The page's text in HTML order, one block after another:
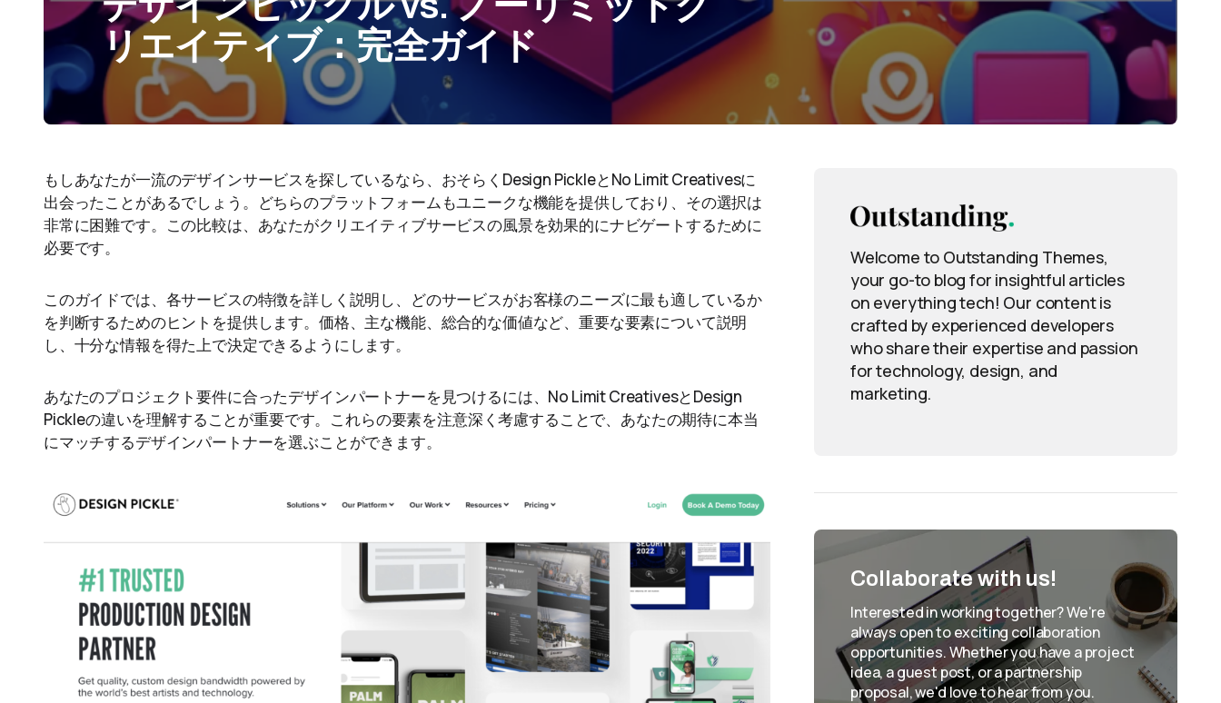
リエイティブ：完全ガイド
もしあなたが一流のデザインサービスを探しているなら、おそらくDesign PickleとNo Limit Creativesに
出会ったことがあるでしょう。どちらのプラットフォームもユニークな機能を提供しており、その選択は
非常に困難です。この比較は、あなたがクリエイティブサービスの風景を効果的にナビゲートするために
必要です。
このガイドでは、各サービスの特徴を詳しく説明し、どのサービスがお客様のニーズに最も適しているか
を判断するためのヒントを提供します。価格、主な機能、総合的な価値など、重要な要素について説明
し、十分な情報を得た上で決定できるようにします。
あなたのプロジェクト要件に合ったデザインパートナーを見つけるには、No Limit CreativesとDesign
Pickleの違いを理解することが重要です。これらの要素を注意深く考慮することで、あなたの期待に本当
にマッチするデザインパートナーを選ぶことができます。
Welcome to Outstanding Themes,
your go-to blog for insightful articles
on everything tech! Our content is
crafted by experienced developers
who share their expertise and passion
for technology, design, and
marketing.
Collaborate with us!
Interested in working together? We're
always open to exciting collaboration
opportunities. Whether you have a project
idea, a guest post, or a partnership
proposal, we'd love to hear from you.